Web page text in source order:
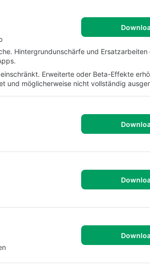
Hintergrundunschärfe und Ersatzarbeiten
Erweiterte oder Beta-Effekte
und möglicherweise nicht vollständig